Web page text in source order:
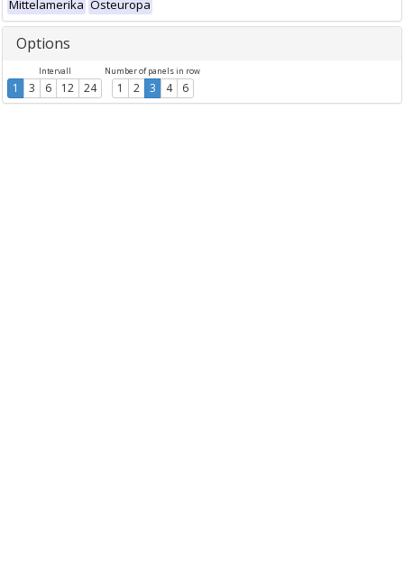
Mittelamerika Osteuropa
Options
Intervall
1 3 6 12 24
Number of panels in row
1 2 3 4 6